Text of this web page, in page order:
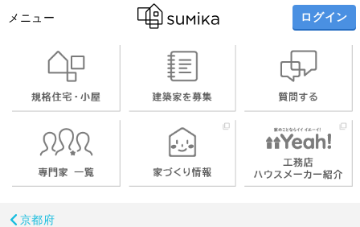
メニュー ログイン
京都府